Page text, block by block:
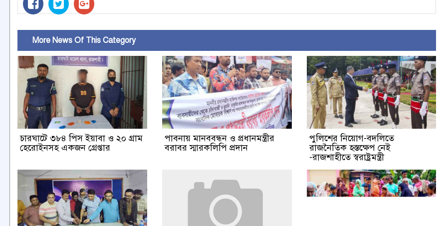
More News Of This Category
চারঘাটে ৩৮৪ পিস ইয়াবা ও ২০ গ্রাম
হেরোইনসহ একজন গ্রেপ্তার
পাবনায় মানববন্ধন ও প্রধানমন্ত্রীর
বরাবর স্মারকলিপি প্রদান
পুলিশের নিয়োগ-বদলিতে
রাজনৈতিক হস্তক্ষেপ নেই
-রাজশাহীতে স্বরাষ্ট্রমন্ত্রী